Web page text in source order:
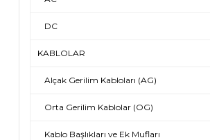
DC
KABLOLAR
Alçak Gerilim Kabloları (AG)
Orta Gerilim Kablolar (OG)
Kablo Başlıkları ve Ek Mufları